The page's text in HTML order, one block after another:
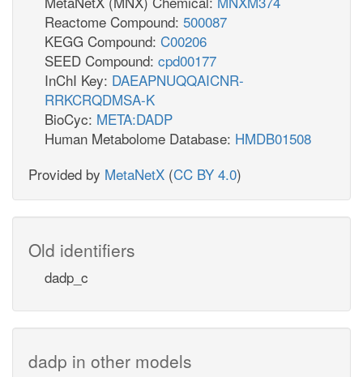
Reactome Compound: 500087
KEGG Compound: C00206
SEED Compound: cpd00177
InChI Key: DAEAPNUQQAICNR-
RRKCRQDMSA-K
BioCyc: META:DADP
Human Metabolome Database: HMDB01508
Provided by MetaNetX (CC BY 4.0)
Old identifiers
dadp_c
dadp in other models